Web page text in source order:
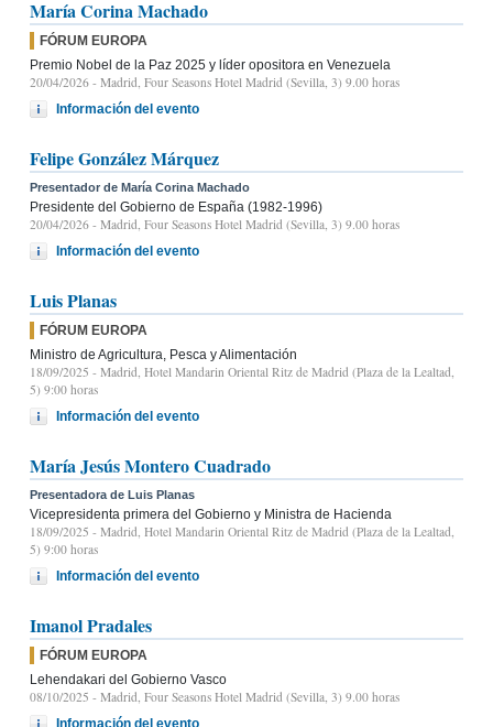
María Corina Machado
FÓRUM EUROPA
Premio Nobel de la Paz 2025 y líder opositora en Venezuela
20/04/2026 - Madrid, Four Seasons Hotel Madrid (Sevilla, 3) 9.00 horas
Información del evento
Felipe González Márquez
Presentador de María Corina Machado
Presidente del Gobierno de España (1982-1996)
20/04/2026 - Madrid, Four Seasons Hotel Madrid (Sevilla, 3) 9.00 horas
Información del evento
Luis Planas
FÓRUM EUROPA
Ministro de Agricultura, Pesca y Alimentación
18/09/2025 - Madrid, Hotel Mandarin Oriental Ritz de Madrid (Plaza de la Lealtad,
5) 9:00 horas
Información del evento
María Jesús Montero Cuadrado
Presentadora de Luis Planas
Vicepresidenta primera del Gobierno y Ministra de Hacienda
18/09/2025 - Madrid, Hotel Mandarin Oriental Ritz de Madrid (Plaza de la Lealtad,
5) 9:00 horas
Información del evento
Imanol Pradales
FÓRUM EUROPA
Lehendakari del Gobierno Vasco
08/10/2025 - Madrid, Four Seasons Hotel Madrid (Sevilla, 3) 9.00 horas
Información del evento